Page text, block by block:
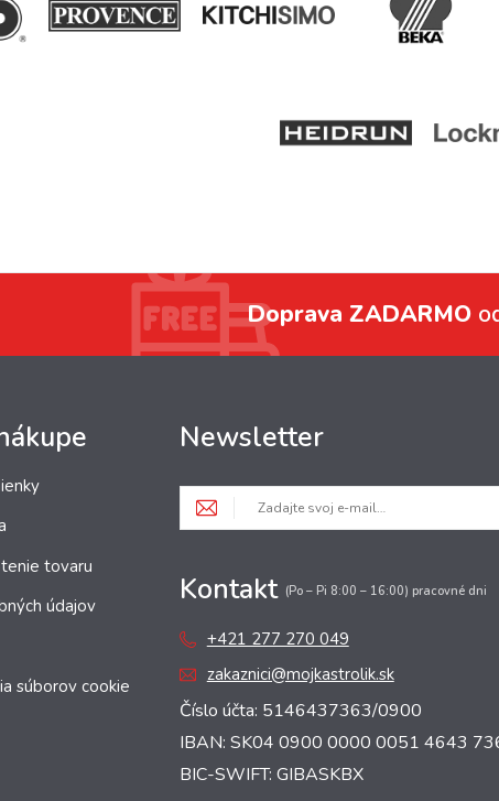
Doprava ZADARMO
tovaru
údajov
súborov cookie
Newsletter
Kontakt (Po – Pi 8:00 – 16:00) pracovné dni
+421 277 270 049
zakaznici@mojkastrolik.sk
Číslo účta: 5146437363/0900
IBAN: SK04 0900 0000 0051 4643
BIC-SWIFT: GIBASKBX